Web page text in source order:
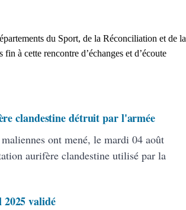
du Sport, de la Réconciliation et de la
à cette rencontre d’échanges et d’écoute
clandestine détruit par l'armée
ont mené, le mardi 04 août
aurifère clandestine utilisé par la
validé